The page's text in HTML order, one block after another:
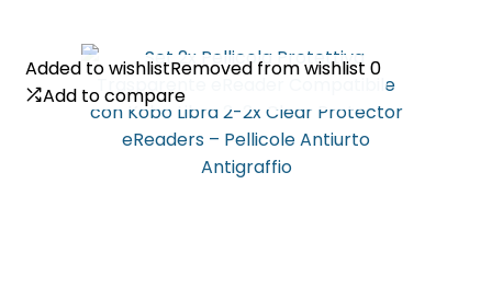
Added to wishlistRemoved from wishlist 0
Add to compare
Added to wishlistRemoved from wishlist 0
Add to compare